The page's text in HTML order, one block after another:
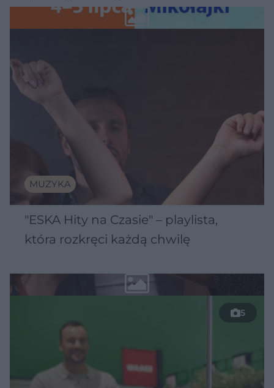
Wawelu
MUZYKA
"ESKA Hity na Czasie" – playlista,
która rozkręci każdą chwilę
5